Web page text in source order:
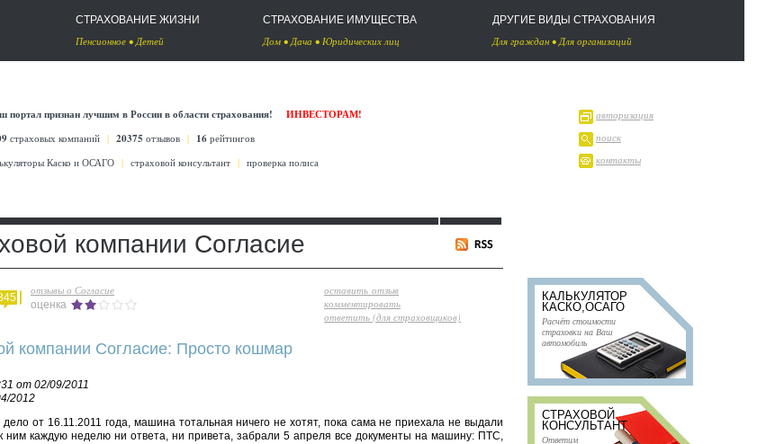
СТРАХОВАНИЕ ЖИЗНИ
Пенсионное •Детей
СТРАХОВАНИЕ ИМУЩЕСТВА
Дом •Дача • Юридических лиц
ДРУГИЕ ВИДЫ СТРАХОВАНИЯ
Для граждан •Для организаций
портал признан лучшим в России в области страхования!
ИНВЕСТОРАМ!
страховых компаний | 20375 отзывов | 16 рейтингов
Каско и ОСАГО | страховой консультант | проверка полиса
авторизация
поиск
контакты
компании Согласие
отзывы о Согласие
оценка
оставить отзыв
комментировать
ответить (для страховщиков)
компании Согласие: Просто кошмар
от 02/09/2011
2012
от 16.11.2011 года, машина тотальная ничего не хотят, пока сама не приехала не выдали
ним каждую неделю ни ответа, ни привета, забрали 5 апреля все документы на машину: ПТС,
КАЛЬКУЛЯТОР
КАСКО,ОСАГО
Расчёт стоимости
страховки на Ваш
автомобиль
СТРАХОВОЙ
КОНСУЛЬТАНТ
Ответим